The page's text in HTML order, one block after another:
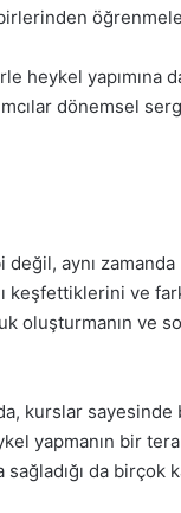
heykel yapımına
dönemsel
değil, aynı
ve
oluşturmanın ve
kurslar sayesinde
yapmanın bir
da birçok